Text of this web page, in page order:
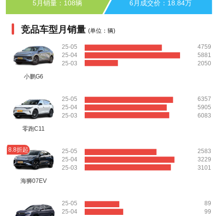
5月销量：108辆 6月成交价：18.84万
竞品车型月销量 (单位：辆)
小鹏G6
25-05
25-04
25-03
4759
5881
2050
零跑C11
25-05
25-04
25-03
6357
5905
6083
8.8折起
海狮07EV
25-05
25-04
25-03
2583
3229
3101
25-05
25-04
89
99